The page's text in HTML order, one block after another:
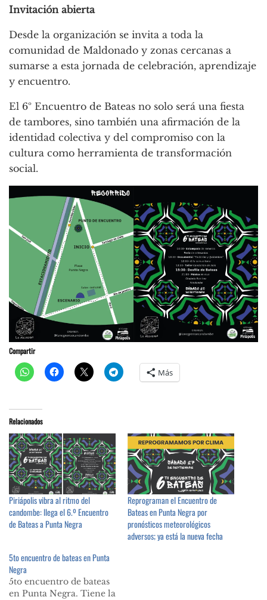
Invitación abierta
Desde la organización se invita a toda la
comunidad de Maldonado y zonas cercanas a
sumarse a esta jornada de celebración, aprendizaje
y encuentro.
El 6º Encuentro de Bateas no solo será una fiesta
de tambores, sino también una afirmación de la
identidad colectiva y del compromiso con la
cultura como herramienta de transformación
social.
Compartir
Más
Relacionados
Piriápolis vibra al ritmo del
candombe: llega el 6.º Encuentro
de Bateas a Punta Negra
Reprograman el Encuentro de
Bateas en Punta Negra por
pronósticos meteorológicos
adversos; ya está la nueva fecha
5to encuentro de bateas en Punta
Negra
5to encuentro de bateas
en Punta Negra. Tiene la